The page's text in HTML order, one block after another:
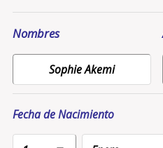
Nombres
Fecha de Nacimiento